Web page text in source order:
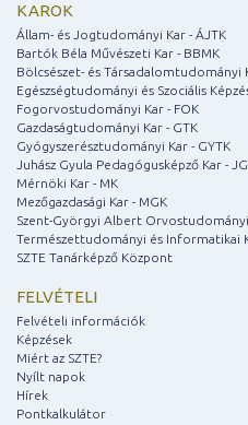
KAROK
Állam- és Jogtudományi Kar - ÁJTK
Bartók Béla Művészeti Kar - BBMK
Bölcsészet- és Társadalomtudományi
Egészségtudományi és Szociális
Fogorvostudományi Kar - FOK
Gazdaságtudományi Kar - GTK
Gyógyszerésztudományi Kar - GYTK
Juhász Gyula Pedagógusképző Kar -
Mérnöki Kar - MK
Mezőgazdasági Kar - MGK
Szent-Györgyi Albert Orvostudományi
Természettudományi és Informatikai
SZTE Tanárképző Központ
FELVÉTELI
Felvételi információk
Képzések
Miért az SZTE?
Nyílt napok
Hírek
Pontkalkulátor